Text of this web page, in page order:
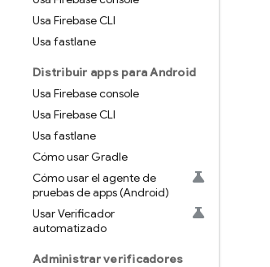
Usa Firebase CLI
Usa fastlane
Distribuir apps para Android
Usa Firebase console
Usa Firebase CLI
Usa fastlane
Cómo usar Gradle
Cómo usar el agente de
pruebas de apps (Android)
Usar Verificador
automatizado
Administrar verificadores